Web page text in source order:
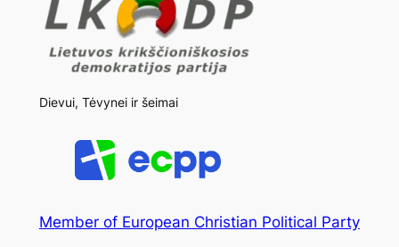
Dievui, Tėvynei ir šeimai
Member of European Christian Political Party